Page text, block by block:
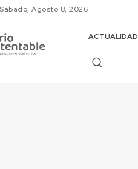
Sábado, Agosto 8, 2026
ACTUALIDAD